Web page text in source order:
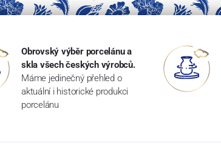
Obrovský výběr porcelánu a
skla všech českých výrobců.
Máme jedinečný přehled o
aktuální i historické produkci
porcelánu